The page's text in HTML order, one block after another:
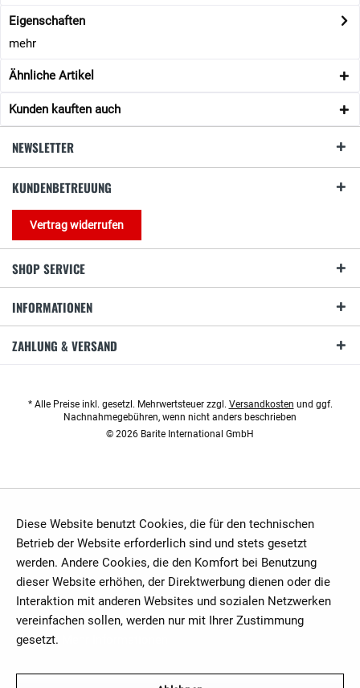
Eigenschaften
mehr
Ähnliche Artikel
Kunden kauften auch
NEWSLETTER
KUNDENBETREUUNG
Vertrag widerrufen
SHOP SERVICE
INFORMATIONEN
ZAHLUNG & VERSAND
* Alle Preise inkl. gesetzl. Mehrwertsteuer zzgl. Versandkosten und ggf.
Nachnahmegebühren, wenn nicht anders beschrieben
© 2026 Barite International GmbH
Diese Website benutzt Cookies, die für den technischen
Betrieb der Website erforderlich sind und stets gesetzt
werden. Andere Cookies, die den Komfort bei Benutzung
dieser Website erhöhen, der Direktwerbung dienen oder die
Interaktion mit anderen Websites und sozialen Netzwerken
vereinfachen sollen, werden nur mit Ihrer Zustimmung
gesetzt.